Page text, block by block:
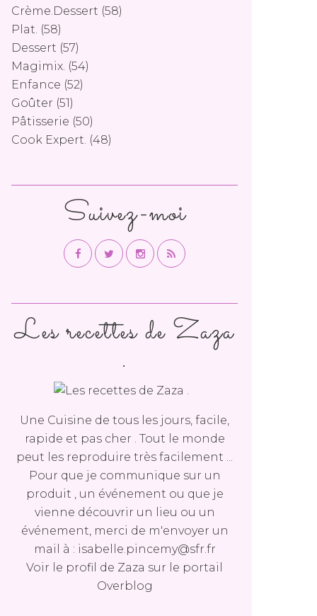
Crème.dessert (58)
Plat. (58)
Dessert (57)
Magimix. (54)
Enfance (52)
Goûter (51)
Pâtisserie (50)
Cook Expert. (48)
Les recettes de Zaza
.
Une Cuisine de tous les jours, facile,
rapide et pas cher . Tout le monde
peut les reproduire très facilement ...
Pour que je communique sur un
produit , un événement ou que je
vienne découvrir un lieu ou un
événement, merci de m'envoyer un
mail à : isabelle.pincemy@sfr.fr
Voir le profil de Zaza sur le portail
Overblog
Suivez-moi